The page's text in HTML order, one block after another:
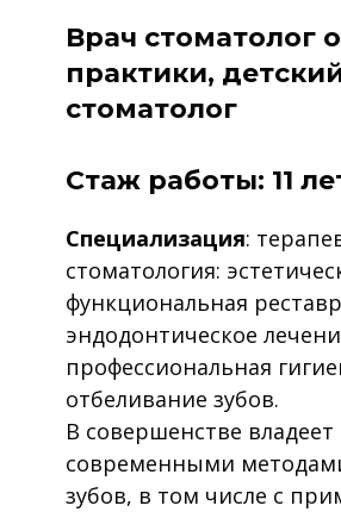
Врач стоматолог
практики,
стоматолог
Стаж работы: 11
Специализация:
стоматология:
функциональная
эндодонтическое
профессиональная
отбеливание зубов.
В совершенстве
современными
зубов, в том числе с